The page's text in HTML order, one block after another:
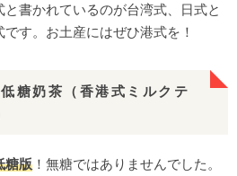
書かれているのが台湾式、日式と
す。お土産にはぜひ港式を！
奶茶（香港式ミルクテ
糖版 ！無糖ではありませんでした。